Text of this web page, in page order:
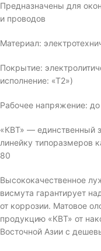
Предназначены для
и проводов
Материал:
Покрытие:
исполнение: «Т2»)
Рабочее напряжение:
«КВТ» — единственный
линейку типоразмеров
80
Высококачественное
висмута гарантирует
от коррозии. Матовое
продукцию «КВТ» от
Восточной Азии с